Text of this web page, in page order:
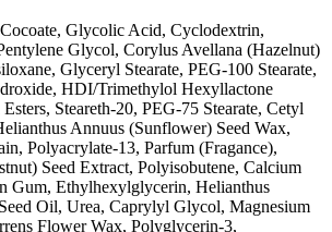
Glycolic Acid, Cyclodextrin,
Glycol, Corylus Avellana (Hazelnut)
Glyceryl Stearate, PEG-100 Stearate,
HDI/Trimethylol Hexyllactone
Steareth-20, PEG-75 Stearate, Cetyl
Annuus (Sunflower) Seed Wax,
Polyacrylate-13, Parfum (Fragance),
Seed Extract, Polyisobutene, Calcium
Gum, Ethylhexylglycerin, Helianthus
Oil, Urea, Caprylyl Glycol, Magnesium
Flower Wax, Polyglycerin-3,